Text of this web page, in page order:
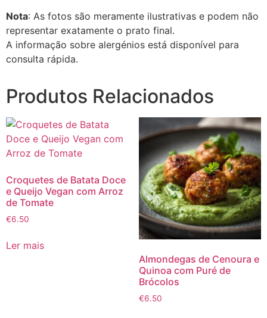
Nota: As fotos são meramente ilustrativas e podem não
representar exatamente o prato final.
A informação sobre alergénios está disponível para
consulta rápida.
Produtos Relacionados
Croquetes de Batata Doce
e Queijo Vegan com Arroz
de Tomate
€6.50
Ler mais
Almondegas de Cenoura e
Quinoa com Puré de
Brócolos
€6.50